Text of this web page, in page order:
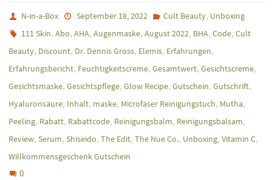
N-in-a-Box September 18, 2022 Cult Beauty, Unboxing
111 Skin,Abo,AHA,Augenmaske,August 2022, BHA,Code,Cult
Beauty, Discount, Dr. Dennis Gross, Elemis, Erfahrungen,
Erfahrungsbericht, Feuchtigkeitscreme, Gesamtwert, Gesichtscreme,
Gesichtsmaske, Gesichtspflege, Glow Recipe, Gutschein, Gutschrift,
Hyaluronsäure, Inhalt, maske, Microfaser Reinigungstuch, Mutha,
Peeling, Rabatt, Rabattcode, Reinigungsbalm, Reinigungsbalsam,
Review, Serum, Shiseido, The Edit, The Nue Co., Unboxing, Vitamin C,
Willkommensgeschenk Gutschein
0